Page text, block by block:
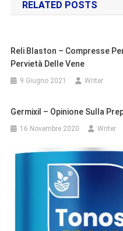
RELATED POSTS
Reli Blaston – Compresse
Pervietà Delle Vene
9 Giugno 2021 Writer
Germixil – Opinione Sulla
16 Novembre 2020 Writer